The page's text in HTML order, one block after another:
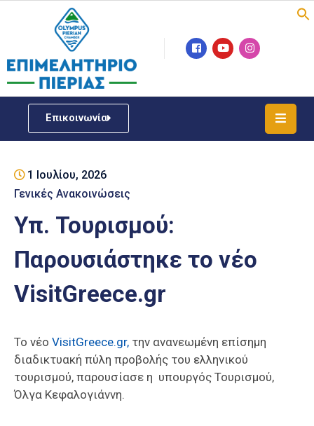
Επικοινωνία
Επιμελητήριο
Νέα
ΓΕΜΗ
Υποστήριξη
Έκθεση
Παραδοσιακών
Έκθεση
ΚΜ
1 Ιουλίου, 2026
Γενικές Ανακοινώσεις
Υπ. Τουρισμού:
Παρουσιάστηκε το νέο
VisitGreece.gr
Το νέο VisitGreece.gr, την ανανεωμένη επίσημη
διαδικτυακή πύλη προβολής του ελληνικού
τουρισμού, παρουσίασε η υπουργός Τουρισμού,
Όλγα Κεφαλογιάννη.